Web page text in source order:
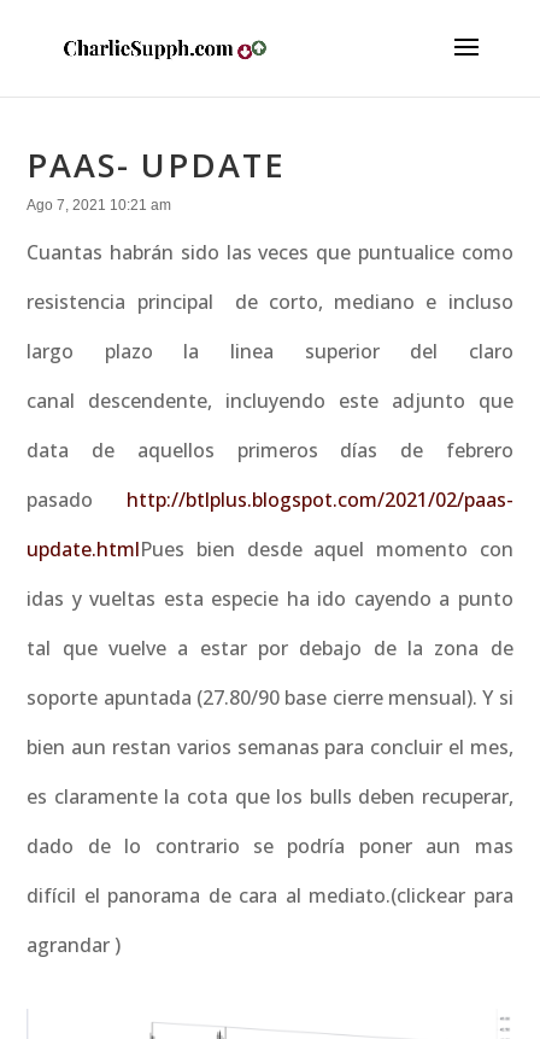
PAAS- UPDATE
Ago 7, 2021 10:21 am
Cuantas habrán sido las veces que puntualice como
resistencia principal de corto, mediano e incluso
largo plazo la linea superior del claro
canal descendente, incluyendo este adjunto que
data de aquellos primeros días de febrero
pasado http://btlplus.blogspot.com/2021/02/paas-
update.htmlPues bien desde aquel momento con
idas y vueltas esta especie ha ido cayendo a punto
tal que vuelve a estar por debajo de la zona de
soporte apuntada (27.80/90 base cierre mensual). Y si
bien aun restan varios semanas para concluir el mes,
es claramente la cota que los bulls deben recuperar,
dado de lo contrario se podría poner aun mas
difícil el panorama de cara al mediato.(clickear para
agrandar )